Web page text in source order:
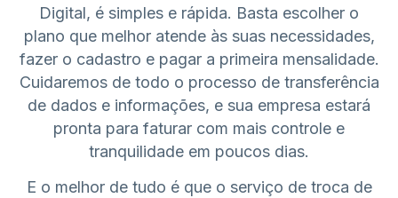
Digital, é simples e rápida. Basta escolher o
plano que melhor atende às suas necessidades,
fazer o cadastro e pagar a primeira mensalidade.
Cuidaremos de todo o processo de transferência
de dados e informações, e sua empresa estará
pronta para faturar com mais controle e
tranquilidade em poucos dias.
E o melhor de tudo é que o serviço de troca de